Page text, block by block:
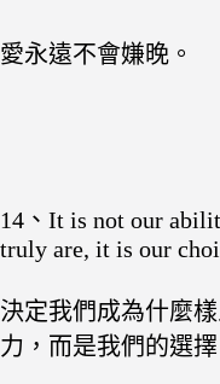
愛永遠不會嫌晚。
14、It is not our
truly are, it is our
決定我們成為什麼
力，而是我們的選擇